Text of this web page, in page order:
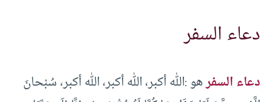
دعاء السفر
دعاء السفرهو :الله أكبر، الله أكبر، الله أكبر، سُبْحانَ